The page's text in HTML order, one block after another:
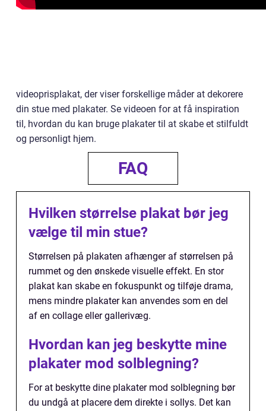
videoprisplakat, der viser forskellige måder at dekorere
din stue med plakater. Se videoen for at få inspiration
til, hvordan du kan bruge plakater til at skabe et stilfuldt
og personligt hjem.
FAQ
Hvilken størrelse plakat bør jeg
vælge til min stue?
Størrelsen på plakaten afhænger af størrelsen på
rummet og den ønskede visuelle effekt. En stor
plakat kan skabe en fokuspunkt og tilføje drama,
mens mindre plakater kan anvendes som en del
af en collage eller gallerivæg.
Hvordan kan jeg beskytte mine
plakater mod solblegning?
For at beskytte dine plakater mod solblegning bør
du undgå at placere dem direkte i sollys. Det kan